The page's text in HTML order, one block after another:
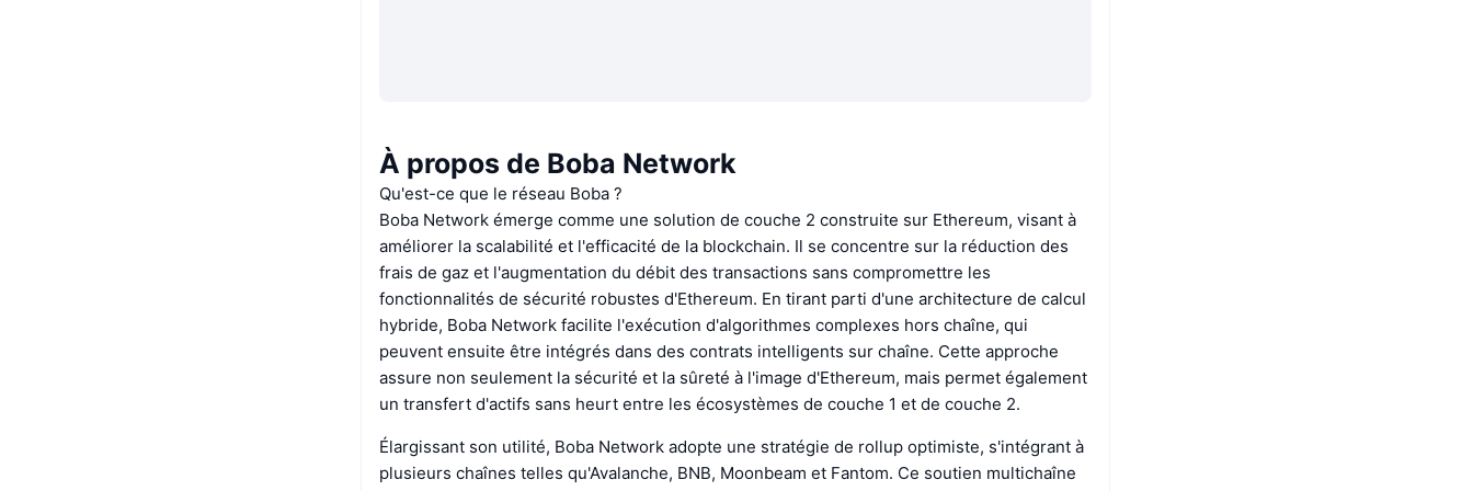
À propos de Boba Network
Qu'est-ce que le réseau Boba ?
Boba Network émerge comme une solution de couche 2 construite sur Ethereum, visant à
améliorer la scalabilité et l'efficacité de la blockchain. Il se concentre sur la réduction des
frais de gaz et l'augmentation du débit des transactions sans compromettre les
fonctionnalités de sécurité robustes d'Ethereum. En tirant parti d'une architecture de calcul
hybride, Boba Network facilite l'exécution d'algorithmes complexes hors chaîne, qui
peuvent ensuite être intégrés dans des contrats intelligents sur chaîne. Cette approche
assure non seulement la sécurité et la sûreté à l'image d'Ethereum, mais permet également
un transfert d'actifs sans heurt entre les écosystèmes de couche 1 et de couche 2.
Élargissant son utilité, Boba Network adopte une stratégie de rollup optimiste, s'intégrant à
plusieurs chaînes telles qu'Avalanche, BNB, Moonbeam et Fantom. Ce soutien multichaîne